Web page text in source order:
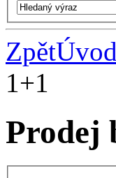
ZpětÚvod
1+1
Prodej